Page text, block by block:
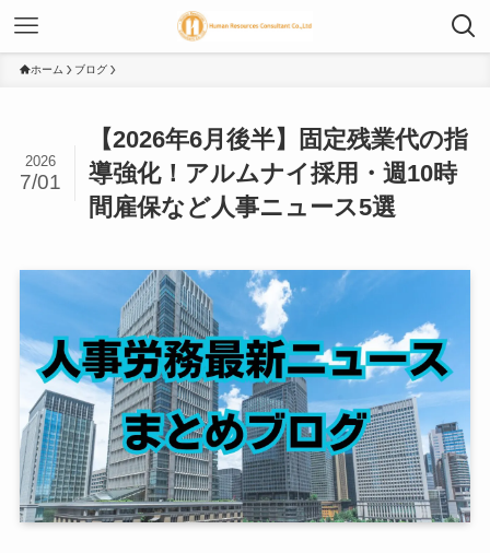
ホーム ブログ
【2026年6月後半】固定残業代の指
導強化！アルムナイ採用・週10時
間雇保など人事ニュース5選
2026
7/01